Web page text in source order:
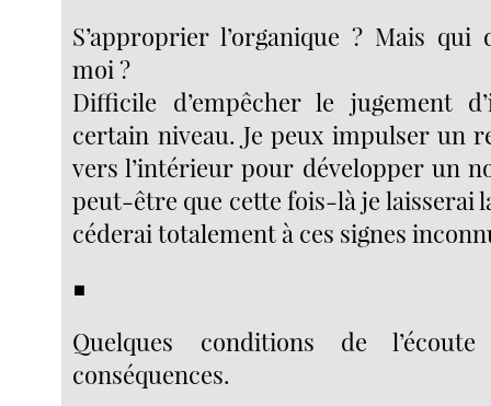
S’approprier l’organique ? Mais
moi ?
Difficile d’empêcher le jugement
certain niveau. Je peux impulser un
vers l’intérieur pour développer un
peut-être que cette fois-là je laisserai
céderai totalement à ces signes
■
Quelques conditions de
conséquences.